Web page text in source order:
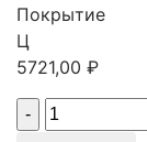
Покрытие
Ц
5721,00 ₽
Quantity